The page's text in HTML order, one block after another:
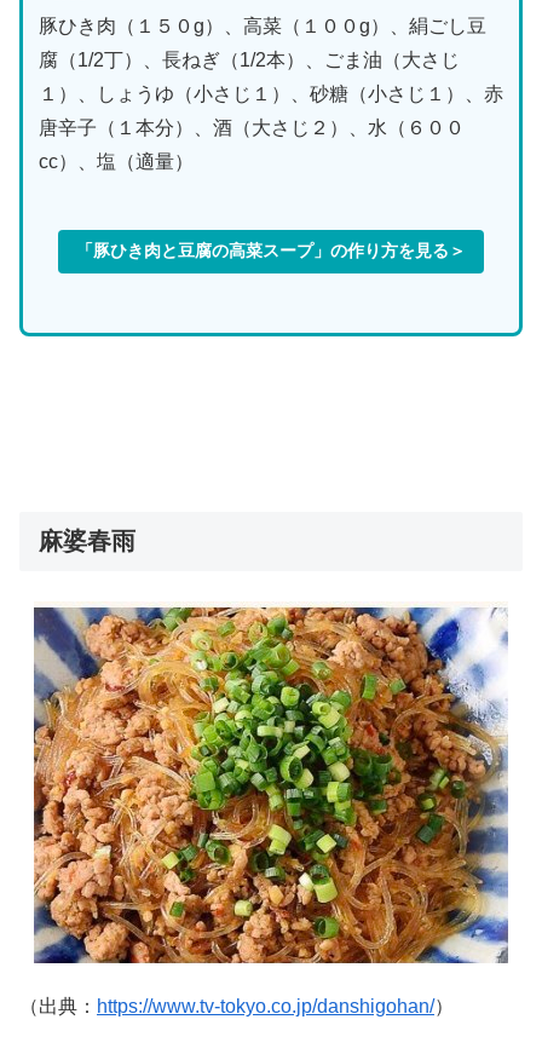
豚ひき肉（１５０g）、高菜（１００g）、絹ごし豆
腐（1/2丁）、長ねぎ（1/2本）、ごま油（大さじ
１）、しょうゆ（小さじ１）、砂糖（小さじ１）、赤
唐辛子（１本分）、酒（大さじ２）、水（６００
cc）、塩（適量）
「豚ひき肉と豆腐の高菜スープ」の作り方を見る＞
麻婆春雨
（出典： https://www.tv-tokyo.co.jp/danshigohan/）